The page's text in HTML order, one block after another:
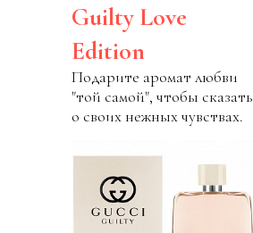
Guilty Love
Edition
Подарите аромат любви
"той самой", чтобы сказать
о своих нежных чувствах.